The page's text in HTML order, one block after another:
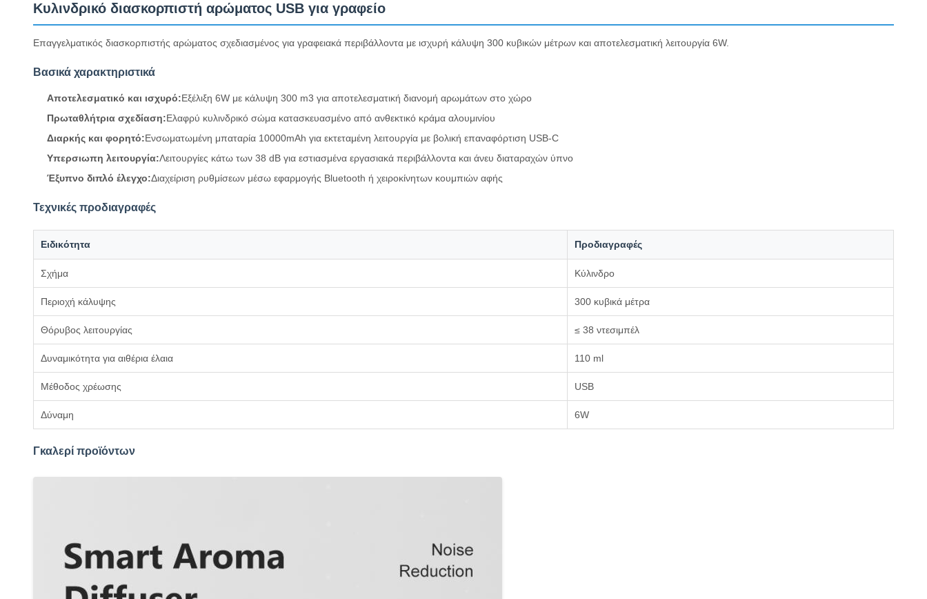
Κυλινδρικό διασκορπιστή αρώματος USB για γραφείο
Επαγγελματικός διασκορπιστής αρώματος σχεδιασμένος για γραφειακά περιβάλλοντα με ισχυρή κάλυψη 300 κυβικών μέτρων και αποτελεσματική λειτουργία 6W.
Βασικά χαρακτηριστικά
Αποτελεσματικό και ισχυρό:Εξέλιξη 6W με κάλυψη 300 m3 για αποτελεσματική διανομή αρωμάτων στο χώρο
Πρωταθλήτρια σχεδίαση:Ελαφρύ κυλινδρικό σώμα κατασκευασμένο από ανθεκτικό κράμα αλουμινίου
Διαρκής και φορητό:Ενσωματωμένη μπαταρία 10000mAh για εκτεταμένη λειτουργία με βολική επαναφόρτιση USB-C
Υπερσιωπη λειτουργία:Λειτουργίες κάτω των 38 dB για εστιασμένα εργασιακά περιβάλλοντα και άνευ διαταραχών ύπνο
Έξυπνο διπλό έλεγχο:Διαχείριση ρυθμίσεων μέσω εφαρμογής Bluetooth ή χειροκίνητων κουμπιών αφής
Τεχνικές προδιαγραφές
Ειδικότητα Προδιαγραφές
Σχήμα Κύλινδρο
Περιοχή κάλυψης 300 κυβικά μέτρα
Θόρυβος λειτουργίας ≤ 38 ντεσιμπέλ
Δυναμικότητα για αιθέρια έλαια 110 ml
Μέθοδος χρέωσης USB
Δύναμη 6W
Γκαλερί προϊόντων